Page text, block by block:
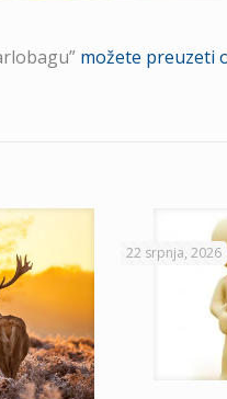
možete preuzeti
22 srpnja, 2026